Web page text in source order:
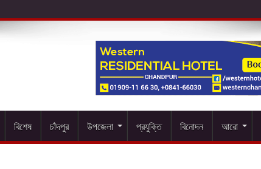
বিশেষ চাঁদপুর উপজেলা প্রযুক্তি বিনোদন আরো